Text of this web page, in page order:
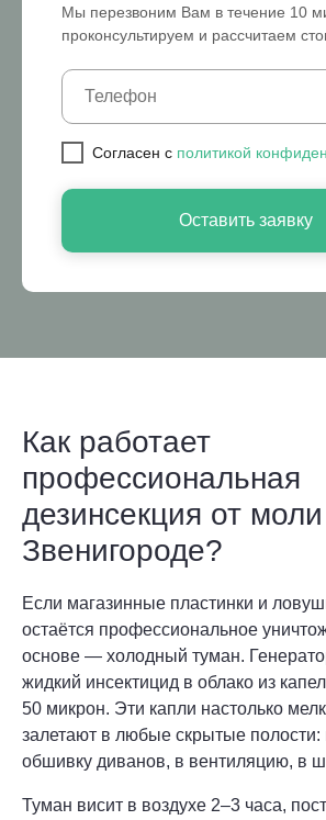
Мы перезвоним Вам в течение 10
проконсультируем и рассчитаем
Cогласен с политикой
Оставить заявку
Как работает
профессиональная
дезинсекция от
Звенигороде?
Если магазинные пластинки и
остаётся профессиональное
основе — холодный туман.
жидкий инсектицид в облако из
50 микрон. Эти капли настолько
залетают в любые скрытые полости:
обшивку диванов, в вентиляцию, в
Туман висит в воздухе 2–3 часа,